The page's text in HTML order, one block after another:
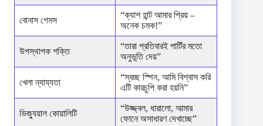
বোনাস গেমস
“ক্যাশ হান্ট আমার প্রিয় –
অনেক চমক!”
উপস্থাপক শক্তি
“তারা প্রতিবারই পার্টির মতো
অনুভূতি দেয়”
খেলা ন্যায্যতা
“স্বচ্ছ স্পিন, আমি বিশ্বাস করি
এটি কারচুপি করা হয়নি”
ভিজ্যুয়াল কোয়ালিটি
“উজ্জ্বল, ধারালো, আমার
ফোনে অসাধারণ দেখাচ্ছে”